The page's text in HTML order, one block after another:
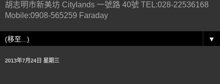
胡志明市新美坊 Citylands 一號路 40號 TEL:028-22536168
Mobile:0908-565259 Faraday
▼
2013年7月24日 星期三